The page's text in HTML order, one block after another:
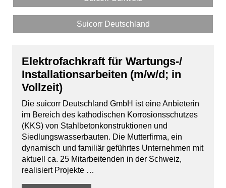
Suicorr Deutschland
Elektrofachkraft für Wartungs-/
Installationsarbeiten (m/w/d; in
Vollzeit)
Die suicorr Deutschland GmbH ist eine Anbieterin
im Bereich des kathodischen Korrosionsschutzes
(KKS) von Stahlbetonkonstruktionen und
Siedlungswasserbauten. Die Mutterfirma, ein
dynamisch und familiär geführtes Unternehmen mit
aktuell ca. 25 Mitarbeitenden in der Schweiz,
realisiert Projekte …